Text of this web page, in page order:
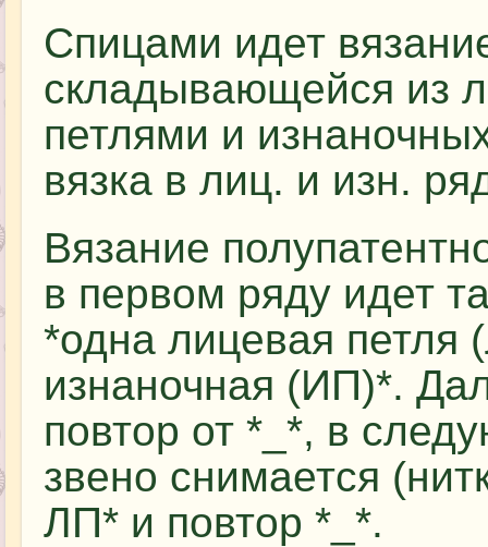
Спицами идет
складывающейся из
петлями и
вязка в лиц. и изн.
Вязание
в первом ряду идет
*одна лицевая петля
изнаночная (ИП)*.
повтор от *_*, в
звено снимается
ЛП* и повтор *_*.